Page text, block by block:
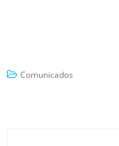
Comunicados